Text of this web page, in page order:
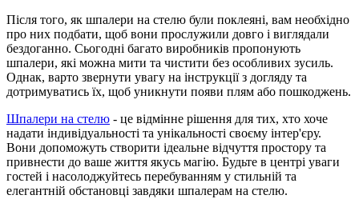
Після того, як шпалери на стелю були поклеяні, вам необхідно
про них подбати, щоб вони прослужили довго і виглядали
бездоганно. Сьогодні багато виробників пропонують
шпалери, які можна мити та чистити без особливих зусиль.
Однак, варто звернути увагу на інструкції з догляду та
дотримуватись їх, щоб уникнути появи плям або пошкоджень.
Шпалери на стелю - це відмінне рішення для тих, хто хоче
надати індивідуальності та унікальності своєму інтер'єру.
Вони допоможуть створити ідеальне відчуття простору та
привнести до ваше життя якусь магію. Будьте в центрі уваги
гостей і насолоджуйтесь перебуванням у стильній та
елегантній обстановці завдяки шпалерам на стелю.